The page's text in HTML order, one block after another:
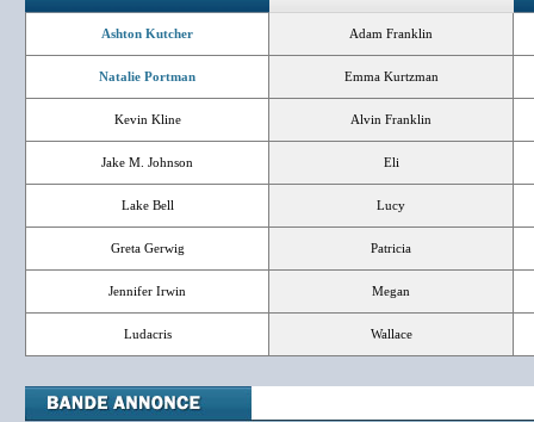
Ashton Kutcher Adam Franklin
Natalie Portman Emma Kurtzman
Kevin Kline Alvin Franklin
Jake M. Johnson Eli
Lake Bell Lucy
Greta Gerwig Patricia
Jennifer Irwin Megan
Ludacris Wallace